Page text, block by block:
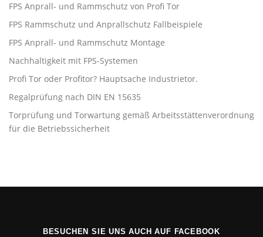
FPS Anprall- und Rammschutz von Profi Tor
FPS Rammschutz und Anprallschutz Fallbeispiele
FPS Anprall- und Rammschutz Montage
Nachhaltigkeit mit FPS-Systemen
Profi Tor oder Profitor? Hauptsache Industrietor.
Regalprüfung nach DIN EN 15635
Torprüfung und Torwartung gemäß Arbeitsstättenverordnung
für die Betriebssicherheit
BESUCHEN SIE UNS AUCH AUF FACEBOOK